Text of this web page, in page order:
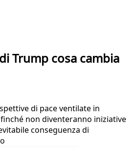
Trump cosa cambia
di pace ventilate in
non diventeranno iniziative
conseguenza di